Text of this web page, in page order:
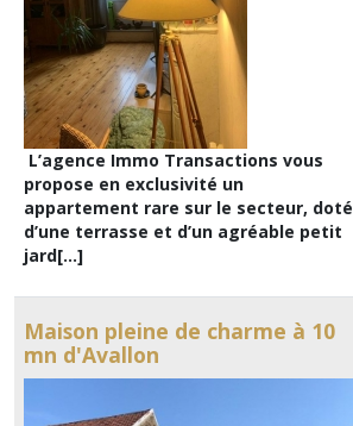
L’agence Immo Transactions vous
propose en exclusivité un
appartement rare sur le secteur, doté
d’une terrasse et d’un agréable petit
jard[...]
Maison pleine de charme à 10
mn d'Avallon